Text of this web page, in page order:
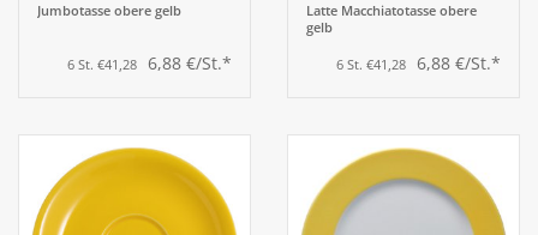
Jumbotasse obere gelb
6 St. €41,28 6,88 €/St.*
Latte Macchiatotasse obere
gelb
6 St. €41,28 6,88 €/St.*